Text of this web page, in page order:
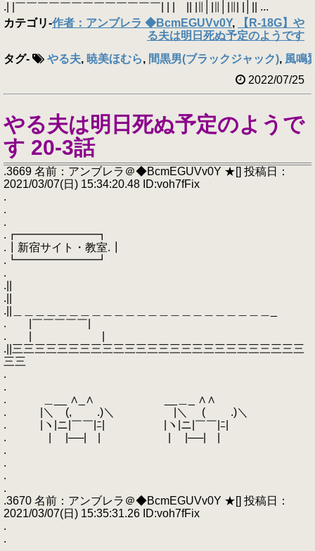
.| |￣￣￣￣￣￣￣￣￣￣￣￣￣| | | || |∥│|∥│|∥| |│|| ...
カテゴリ-作者：アンブレラ ◆BcmEGUVv0Y,
【R-18G】や
る夫は明日死ぬ予定のようです
タグ- やる夫, 暁美ほむら, 間黒男(ブラックジャック), 風鳴
2022/07/25
やる夫は明日死ぬ予定のようで
す 20-3話
.3669 名前：アンブレラ＠◆BcmEGUVv0Y ★[] 投稿日：
2021/03/07(日) 15:34:20.48 ID:voh7fFix
.
.
.
.┏━━━━━━━┓
.┃新宿サイト・教室.┃
.┗━━━━━━━┛
.
.||
.||
.||＿＿＿＿＿＿＿＿＿＿＿＿＿＿＿＿＿＿＿＿＿＿＿_
. |￣￣￣￣￣|
. | |
.||三三三三三三三三三三三三三三三三三三三三三三三三三三
三三
.
.
. ＿__ ∧_∧ __＿_ ∧∧
. |＼ (, .)＼ |＼ ( .)＼
. |ヽ|ニ|￣￣|ﾆ| |ヽ|ニ|￣￣|ﾆ|
. | |──| | | |──| |
.
.
.
.
.3670 名前：アンブレラ＠◆BcmEGUVv0Y ★[] 投稿日：
2021/03/07(日) 15:35:31.26 ID:voh7fFix
.
.